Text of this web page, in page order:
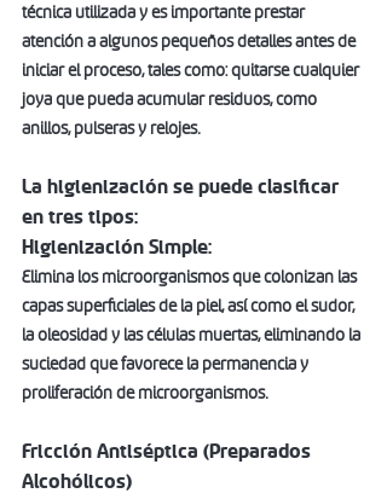
técnica utilizada y es importante prestar
atención a algunos pequeños detalles antes de
iniciar el proceso, tales como: quitarse cualquier
joya que pueda acumular residuos, como
anillos, pulseras y relojes.
La higienización se puede clasificar
en tres tipos:
Higienización Simple:
Elimina los microorganismos que colonizan las
capas superficiales de la piel, así como el sudor,
la oleosidad y las células muertas, eliminando la
suciedad que favorece la permanencia y
proliferación de microorganismos.
Fricción Antiséptica (Preparados
Alcohólicos)